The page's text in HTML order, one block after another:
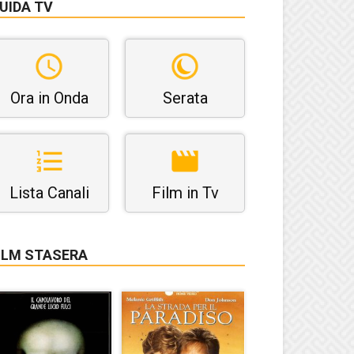
TV
Ora in Onda Serata
Lista Canali Film in Tv
STASERA